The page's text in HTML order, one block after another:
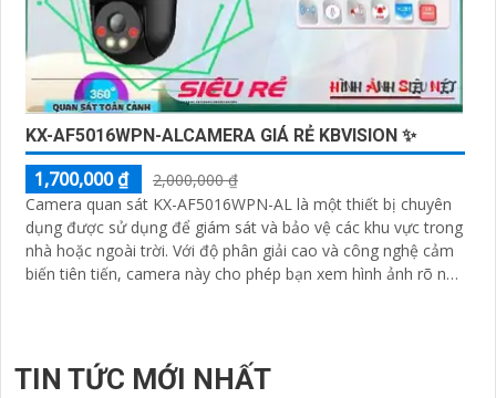
KX-AF5016WPN-ALCAMERA GIÁ RẺ KBVISION ✨
1,700,000 ₫
2,000,000 ₫
Camera quan sát KX-AF5016WPN-AL là một thiết bị chuyên
dụng được sử dụng để giám sát và bảo vệ các khu vực trong
nhà hoặc ngoài trời. Với độ phân giải cao và công nghệ cảm
biến tiên tiến, camera này cho phép bạn xem hình ảnh rõ nét
TIN TỨC MỚI NHẤT